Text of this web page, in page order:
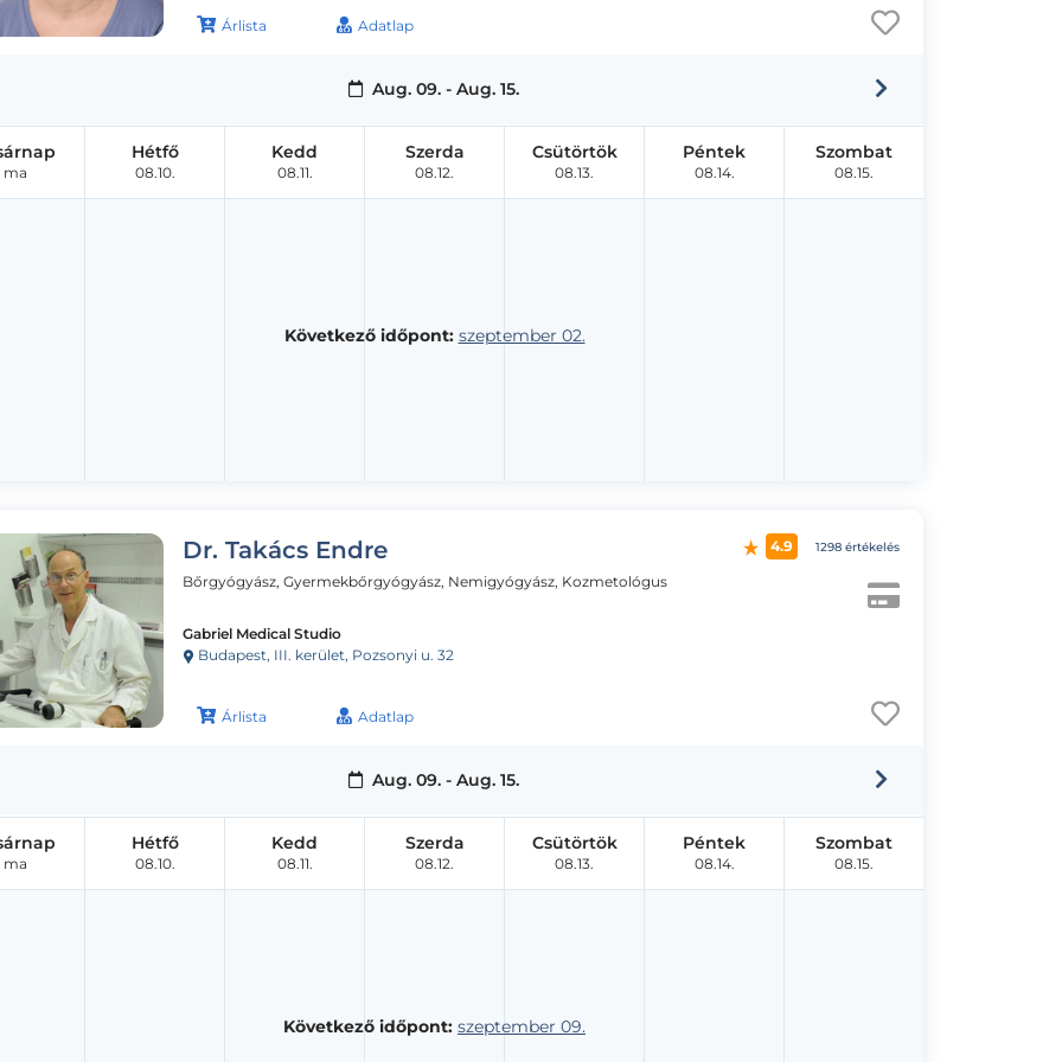
Árlista Adatlap
Aug. 09. - Aug. 15.
Következő időpont: szeptember 02.
ma
Hétfő
08.10.
Kedd
08.11.
Szerda
08.12.
Csütörtök
08.13.
Péntek
08.14.
Szombat
08.15.
Dr. Takács Endre
Bőrgyógyász, Gyermekbőrgyógyász, Nemigyógyász, Kozmetológus
Gabriel Medical Studio
Budapest, III. kerület, Pozsonyi u. 32
Árlista Adatlap
4.9 1298 értékelés
Aug. 09. - Aug. 15.
Következő időpont: szeptember 09.
ma
Hétfő
08.10.
Kedd
08.11.
Szerda
08.12.
Csütörtök
08.13.
Péntek
08.14.
Szombat
08.15.